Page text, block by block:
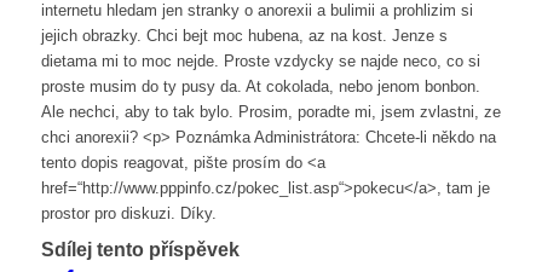
internetu hledam jen stranky o anorexii a bulimii a prohlizim si
jejich obrazky. Chci bejt moc hubena, az na kost. Jenze s
dietama mi to moc nejde. Proste vzdycky se najde neco, co si
proste musim do ty pusy da. At cokolada, nebo jenom bonbon.
Ale nechci, aby to tak bylo. Prosim, poradte mi, jsem zvlastni, ze
chci anorexii? <p> Poznámka Administrátora: Chcete-li někdo na
tento dopis reagovat, pište prosím do <a
href=“http://www.pppinfo.cz/pokec_list.asp“>pokecu</a>, tam je
prostor pro diskuzi. Díky.
Sdílej tento příspěvek